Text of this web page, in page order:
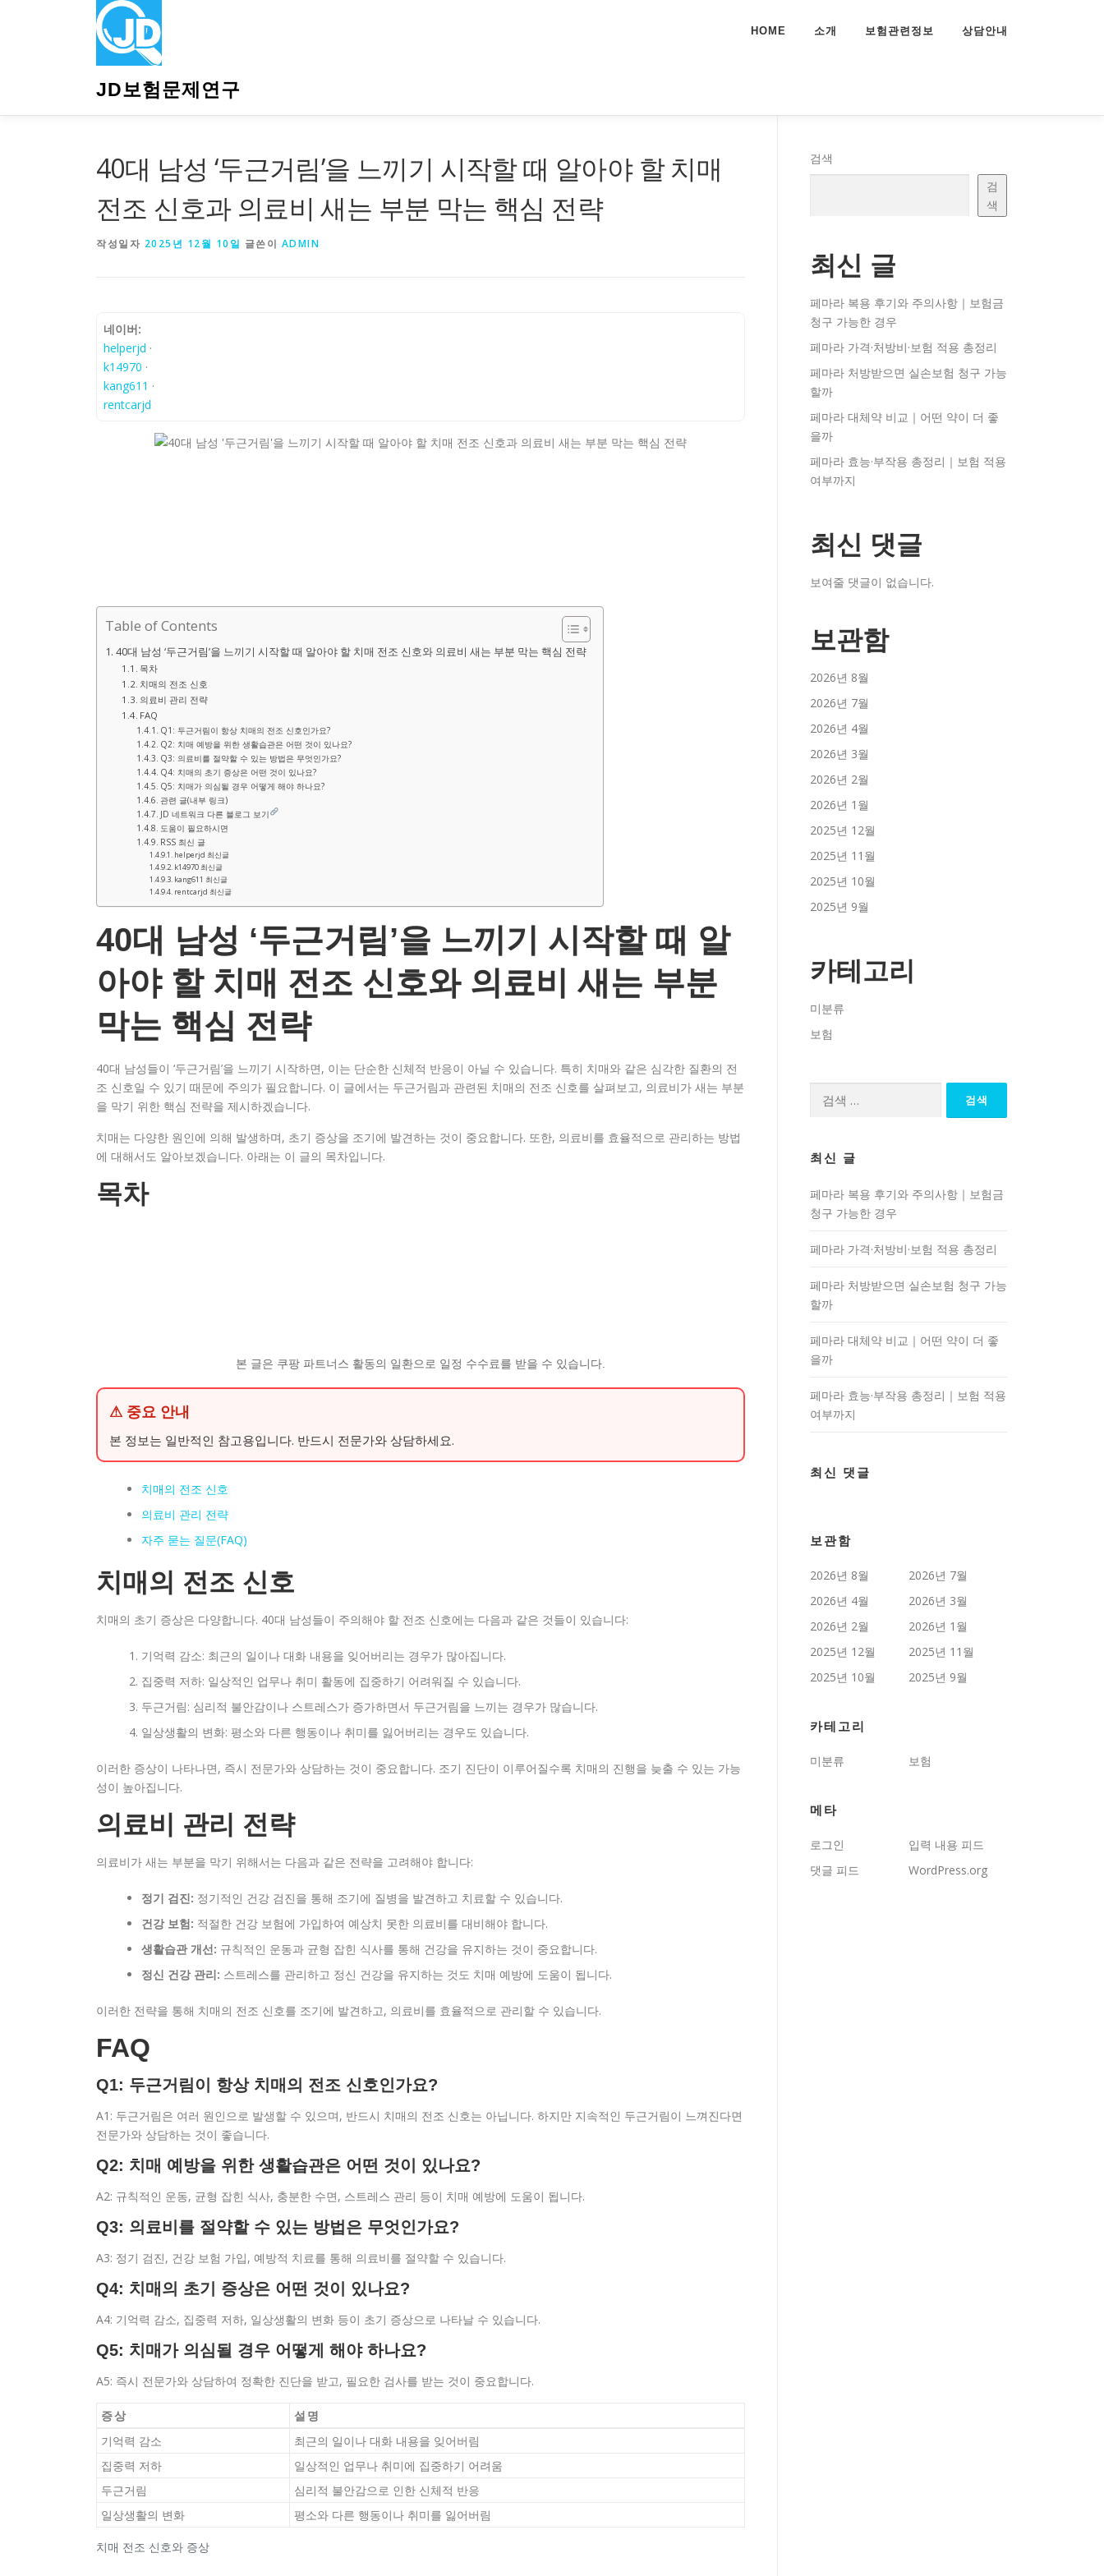
JD보험문제연구
HOME 소개 보험관련정보 상담안내
40대 남성 ‘두근거림’을 느끼기 시작할 때 알아야 할 치매
전조 신호과 의료비 새는 부분 막는 핵심 전략
작성일자 2025년 12월 10일 글쓴이 ADMIN
네이버:
helperjd ·
k14970 ·
kang611 ·
rentcarjd
Table of Contents
40대 남성 ‘두근거림’을 느끼기 시작할 때 알아야 할 치매 전조 신호와 의료비 새는 부분 막는 핵심 전략
목차
치매의 전조 신호
의료비 관리 전략
FAQ
Q1: 두근거림이 항상 치매의 전조 신호인가요?
Q2: 치매 예방을 위한 생활습관은 어떤 것이 있나요?
Q3: 의료비를 절약할 수 있는 방법은 무엇인가요?
Q4: 치매의 초기 증상은 어떤 것이 있나요?
Q5: 치매가 의심될 경우 어떻게 해야 하나요?
관련 글(내부 링크)
JD 네트워크 다른 블로그 보기
도움이 필요하시면
RSS 최신 글
helperjd 최신글
k14970 최신글
kang611 최신글
rentcarjd 최신글
40대 남성 ‘두근거림’을 느끼기 시작할 때 알
아야 할 치매 전조 신호와 의료비 새는 부분
막는 핵심 전략
40대 남성들이 ‘두근거림’을 느끼기 시작하면, 이는 단순한 신체적 반응이 아닐 수 있습니다. 특히 치매와 같은 심각한 질환의 전
조 신호일 수 있기 때문에 주의가 필요합니다. 이 글에서는 두근거림과 관련된 치매의 전조 신호를 살펴보고, 의료비가 새는 부분
을 막기 위한 핵심 전략을 제시하겠습니다.
치매는 다양한 원인에 의해 발생하며, 초기 증상을 조기에 발견하는 것이 중요합니다. 또한, 의료비를 효율적으로 관리하는 방법
에 대해서도 알아보겠습니다. 아래는 이 글의 목차입니다.
목차
본 글은 쿠팡 파트너스 활동의 일환으로 일정 수수료를 받을 수 있습니다.
⚠ 중요 안내
본 정보는 일반적인 참고용입니다. 반드시 전문가와 상담하세요.
치매의 전조 신호
의료비 관리 전략
자주 묻는 질문(FAQ)
치매의 전조 신호
치매의 초기 증상은 다양합니다. 40대 남성들이 주의해야 할 전조 신호에는 다음과 같은 것들이 있습니다:
기억력 감소: 최근의 일이나 대화 내용을 잊어버리는 경우가 많아집니다.
집중력 저하: 일상적인 업무나 취미 활동에 집중하기 어려워질 수 있습니다.
두근거림: 심리적 불안감이나 스트레스가 증가하면서 두근거림을 느끼는 경우가 많습니다.
일상생활의 변화: 평소와 다른 행동이나 취미를 잃어버리는 경우도 있습니다.
이러한 증상이 나타나면, 즉시 전문가와 상담하는 것이 중요합니다. 조기 진단이 이루어질수록 치매의 진행을 늦출 수 있는 가능
성이 높아집니다.
의료비 관리 전략
의료비가 새는 부분을 막기 위해서는 다음과 같은 전략을 고려해야 합니다:
정기 검진: 정기적인 건강 검진을 통해 조기에 질병을 발견하고 치료할 수 있습니다.
건강 보험: 적절한 건강 보험에 가입하여 예상치 못한 의료비를 대비해야 합니다.
생활습관 개선: 규칙적인 운동과 균형 잡힌 식사를 통해 건강을 유지하는 것이 중요합니다.
정신 건강 관리: 스트레스를 관리하고 정신 건강을 유지하는 것도 치매 예방에 도움이 됩니다.
이러한 전략을 통해 치매의 전조 신호를 조기에 발견하고, 의료비를 효율적으로 관리할 수 있습니다.
FAQ
Q1: 두근거림이 항상 치매의 전조 신호인가요?
A1: 두근거림은 여러 원인으로 발생할 수 있으며, 반드시 치매의 전조 신호는 아닙니다. 하지만 지속적인 두근거림이 느껴진다면
전문가와 상담하는 것이 좋습니다.
Q2: 치매 예방을 위한 생활습관은 어떤 것이 있나요?
A2: 규칙적인 운동, 균형 잡힌 식사, 충분한 수면, 스트레스 관리 등이 치매 예방에 도움이 됩니다.
Q3: 의료비를 절약할 수 있는 방법은 무엇인가요?
A3: 정기 검진, 건강 보험 가입, 예방적 치료를 통해 의료비를 절약할 수 있습니다.
Q4: 치매의 초기 증상은 어떤 것이 있나요?
A4: 기억력 감소, 집중력 저하, 일상생활의 변화 등이 초기 증상으로 나타날 수 있습니다.
Q5: 치매가 의심될 경우 어떻게 해야 하나요?
A5: 즉시 전문가와 상담하여 정확한 진단을 받고, 필요한 검사를 받는 것이 중요합니다.
치매 전조 신호와 증상
증상
설명
기억력 감소
최근의 일이나 대화 내용을 잊어버림
집중력 저하
일상적인 업무나 취미에 집중하기 어려움
두근거림
심리적 불안감으로 인한 신체적 반응
일상생활의 변화
평소와 다른 행동이나 취미를 잃어버림
검색
검
색
최신 글
페마라 복용 후기와 주의사항｜보험금
청구 가능한 경우
페마라 가격·처방비·보험 적용 총정리
페마라 처방받으면 실손보험 청구 가능
할까
페마라 대체약 비교｜어떤 약이 더 좋
을까
페마라 효능·부작용 총정리｜보험 적용
여부까지
최신 댓글
보여줄 댓글이 없습니다.
보관함
2026년 8월
2026년 7월
2026년 4월
2026년 3월
2026년 2월
2026년 1월
2025년 12월
2025년 11월
2025년 10월
2025년 9월
카테고리
미분류
보험
최신 글
페마라 복용 후기와 주의사항｜보험금
청구 가능한 경우
페마라 가격·처방비·보험 적용 총정리
페마라 처방받으면 실손보험 청구 가능
할까
페마라 대체약 비교｜어떤 약이 더 좋
을까
페마라 효능·부작용 총정리｜보험 적용
여부까지
최신 댓글
보관함
2026년 8월
2026년 7월
2026년 4월
2026년 3월
2026년 2월
2026년 1월
2025년 12월
2025년 11월
2025년 10월
2025년 9월
카테고리
미분류 보험
메타
로그인
입력 내용 피드
댓글 피드
WordPress.org